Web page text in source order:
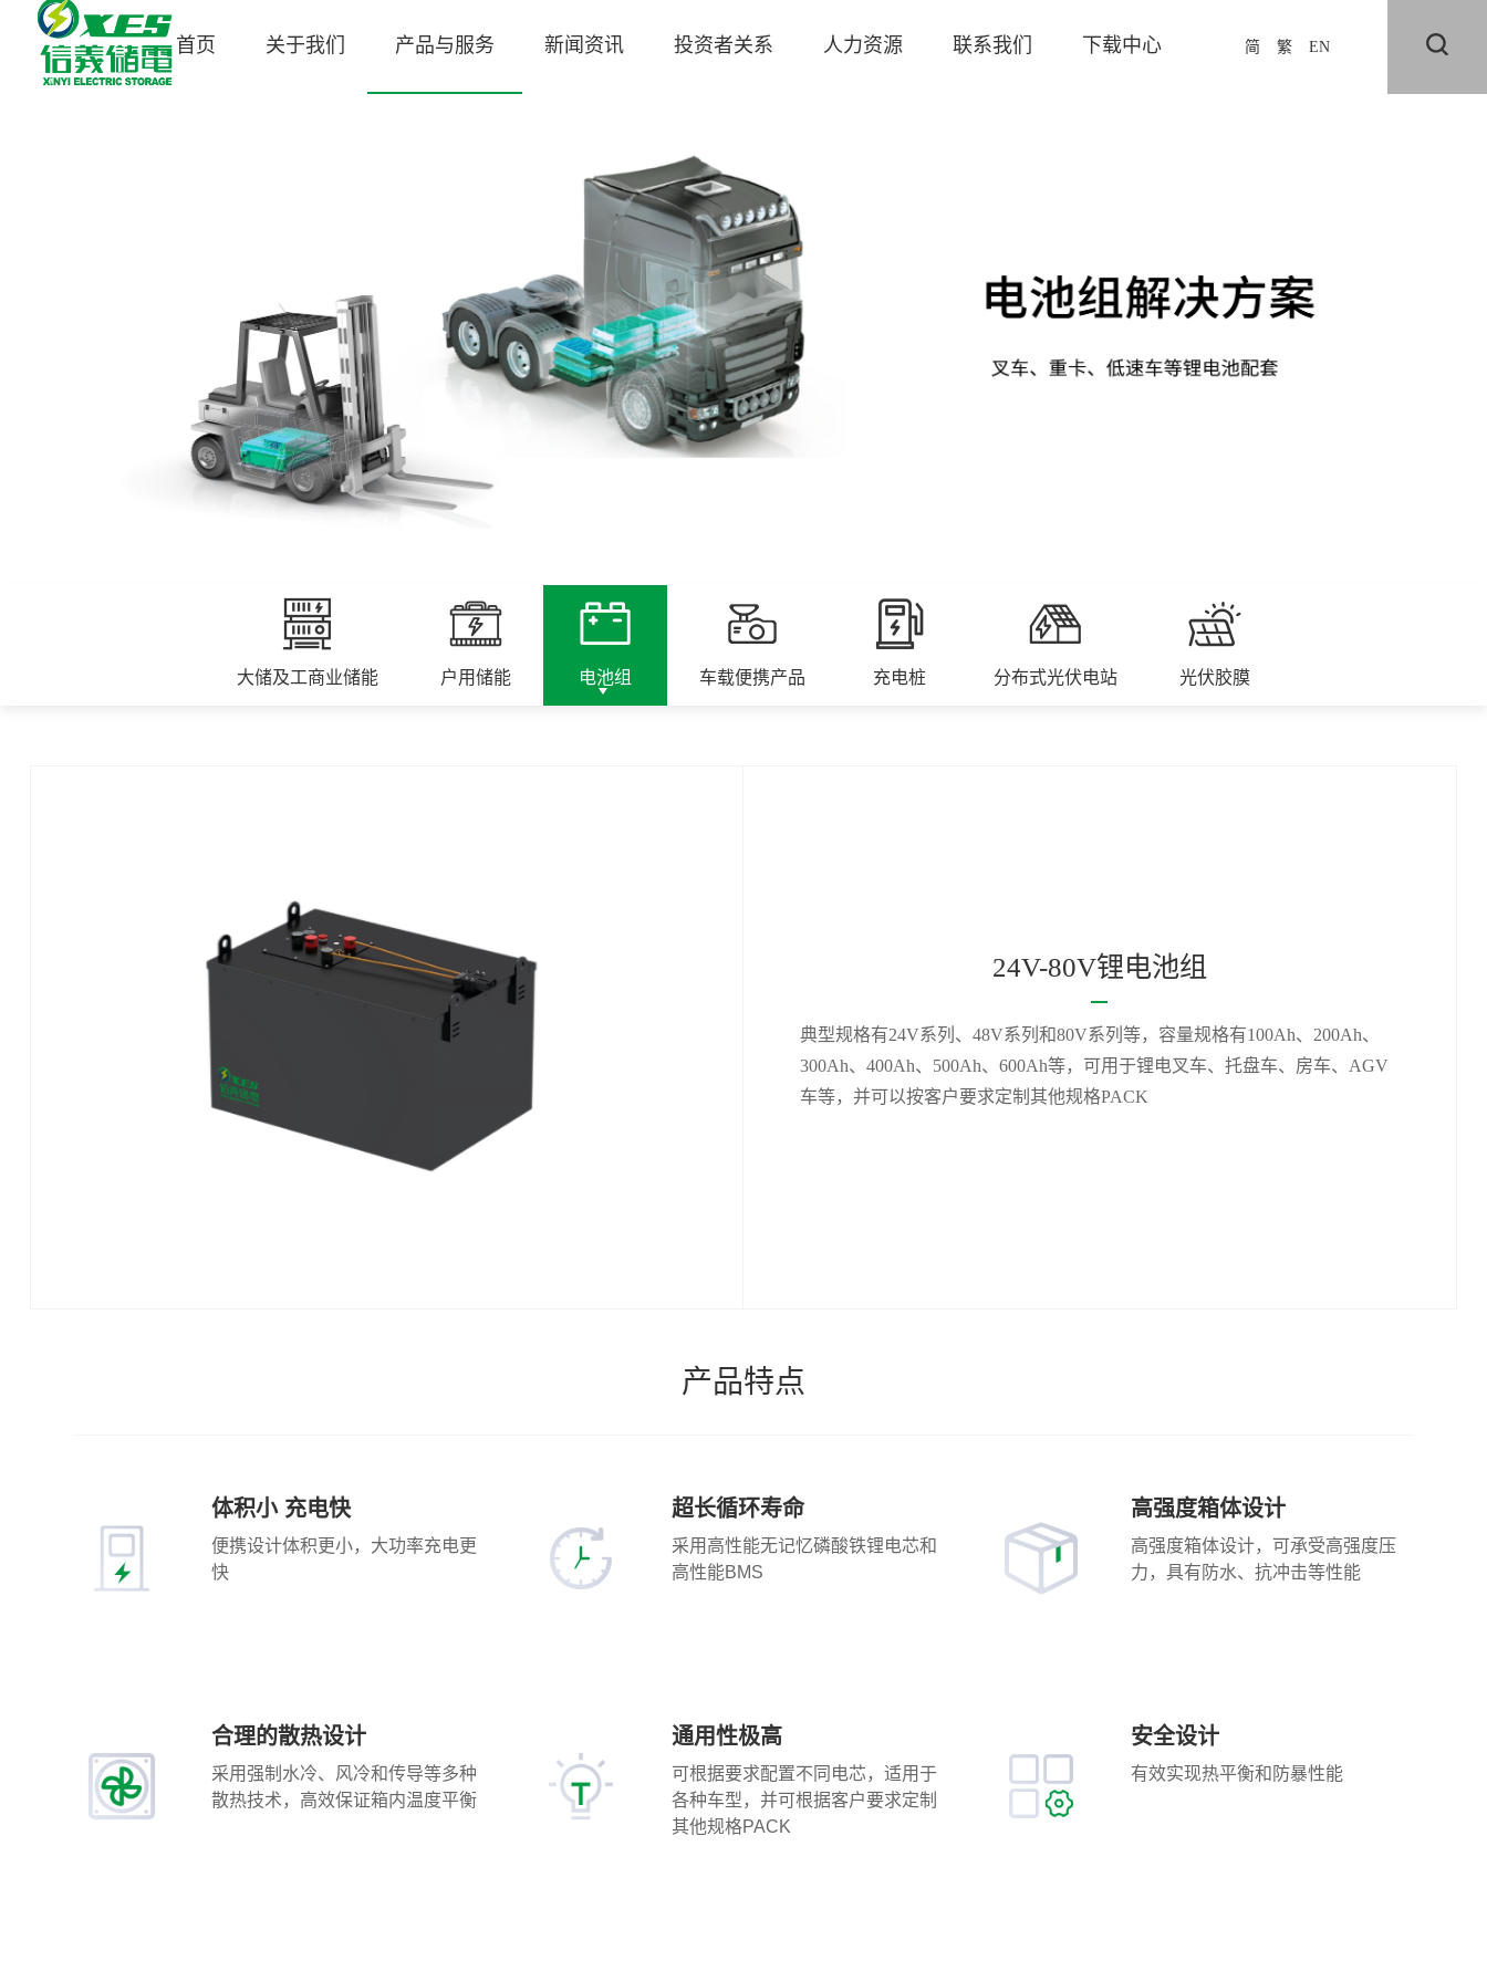
简 繁 EN
首页 关于我们 产品与服务 新闻资讯 投资者关系 人力资源 联系我们 下载中心
大储及工商业储能 户用储能 电池组 车载便携产品 充电桩 分布式光伏电站 光伏胶膜
24V-80V锂电池组
典型规格有24V系列、48V系列和80V系列等，容量规格有100Ah、200Ah、
300Ah、400Ah、500Ah、600Ah等， 可用于锂电叉车、托盘车、房车、AGV
车等，并可以按客户要求定制其他规格PACK
产品特点
体积小 充电快
便携设计体积更小，大功率充电更
快
超长循环寿命
采用高性能无记忆磷酸铁锂电芯和
高性能BMS
高强度箱体设计
高强度箱体设计，可承受高强度压
力，具有防水、抗冲击等性能
合理的散热设计
采用强制水冷、风冷和传导等多种
散热技术，高效保证箱内温度平衡
通用性极高
可根据要求配置不同电芯，适用于
各种车型，并可根据客户要求定制
其他规格PACK
安全设计
有效实现热平衡和防暴性能